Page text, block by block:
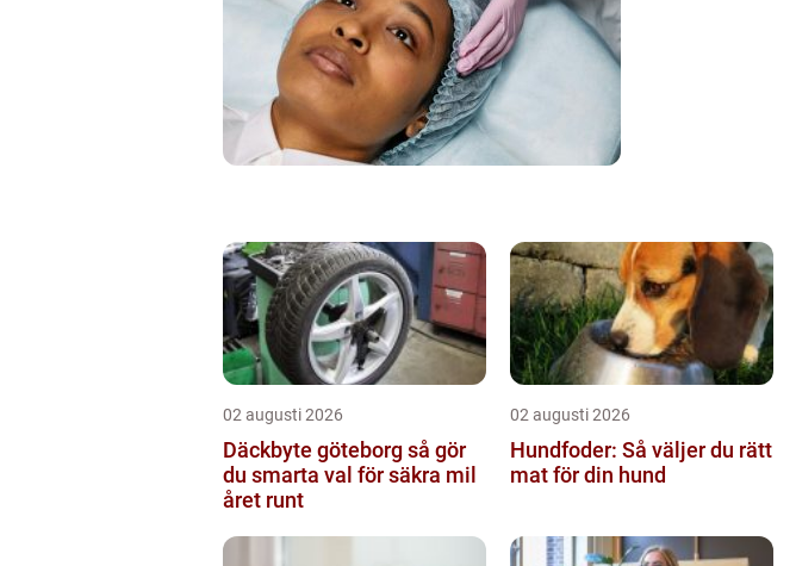
02 augusti 2026
Däckbyte göteborg så gör
du smarta val för säkra mil
året runt
02 augusti 2026
Hundfoder: Så väljer du rätt
mat för din hund